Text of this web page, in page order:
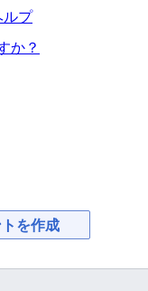
ルプ
か？
を作成